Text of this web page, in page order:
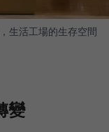
生活工場的生存空間
變